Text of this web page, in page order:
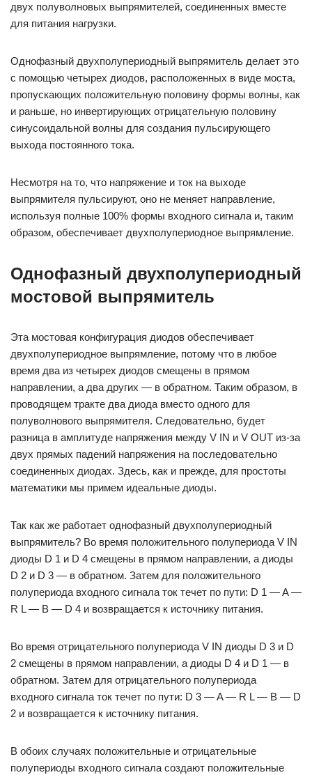
двух полуволновых выпрямителей, соединенных вместе
для питания нагрузки.
Однофазный двухполупериодный выпрямитель делает это
с помощью четырех диодов, расположенных в виде моста,
пропускающих положительную половину формы волны, как
и раньше, но инвертирующих отрицательную половину
синусоидальной волны для создания пульсирующего
выхода постоянного тока.
Несмотря на то, что напряжение и ток на выходе
выпрямителя пульсируют, оно не меняет направление,
используя полные 100% формы входного сигнала и, таким
образом, обеспечивает двухполупериодное выпрямление.
Однофазный двухполупериодный
мостовой выпрямитель
Эта мостовая конфигурация диодов обеспечивает
двухполупериодное выпрямление, потому что в любое
время два из четырех диодов смещены в прямом
направлении, а два других — в обратном. Таким образом, в
проводящем тракте два диода вместо одного для
полуволнового выпрямителя. Следовательно, будет
разница в амплитуде напряжения между V IN и V OUT из-за
двух прямых падений напряжения на последовательно
соединенных диодах. Здесь, как и прежде, для простоты
математики мы примем идеальные диоды.
Так как же работает однофазный двухполупериодный
выпрямитель? Во время положительного полупериода V IN
диоды D 1 и D 4 смещены в прямом направлении, а диоды
D 2 и D 3 — в обратном. Затем для положительного
полупериода входного сигнала ток течет по пути: D 1 — A —
R L — B — D 4 и возвращается к источнику питания.
Во время отрицательного полупериода V IN диоды D 3 и D
2 смещены в прямом направлении, а диоды D 4 и D 1 — в
обратном. Затем для отрицательного полупериода
входного сигнала ток течет по пути: D 3 — A — R L — B — D
2 и возвращается к источнику питания.
В обоих случаях положительные и отрицательные
полупериоды входного сигнала создают положительные